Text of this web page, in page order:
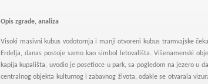
Opis zgrade, analiza
Visoki masivni kubus vodotornja i manji otvoreni kubus tramvajske
Erdelja, danas postoje samo kao simbol letovališta. Višenamenski
kapija kupališta, uvodio je posetioce u park, sa pogledom na jezero u
centralnog objekta kulturnog i zabavnog života, odakle se otvarala